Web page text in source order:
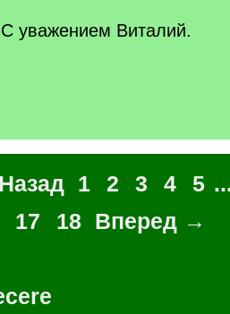
С уважением Виталий.
1 2 3 4 5
17 18 Вперед →